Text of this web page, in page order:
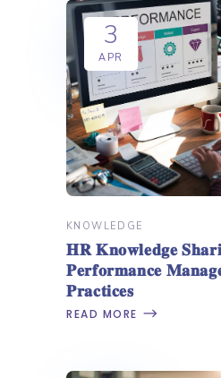
3
APR
KNOWLEDGE
𝐇𝐑 𝐊𝐧𝐨𝐰𝐥𝐞𝐝𝐠𝐞
𝐏𝐞𝐫𝐟𝐨𝐫𝐦𝐚𝐧𝐜𝐞
𝐏𝐫𝐚𝐜𝐭𝐢𝐜𝐞𝐬
READ MORE